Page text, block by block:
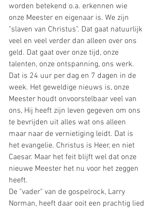
worden betekend o.a. erkennen wie
onze Meester en eigenaar is. We zijn
"slaven van Christus". Dat gaat natuurlijk
veel en veel verder dan alleen over ons
geld. Dat gaat over onze tijd, onze
talenten, onze ontspanning, ons werk.
Dat is 24 uur per dag en 7 dagen in de
week. Het geweldige nieuws is, onze
Meester houdt onvoorstelbaar veel van
ons, Hij heeft zijn leven gegeven om ons
te bevrijden uit alles wat ons alleen
maar naar de vernietiging leidt. Dat is
het evangelie. Christus is Heer, en niet
Caesar. Maar het feit blijft wel dat onze
nieuwe Meester het nu voor het zeggen
heeft.
De "vader" van de gospelrock, Larry
Norman, heeft daar ooit een prachtig lied